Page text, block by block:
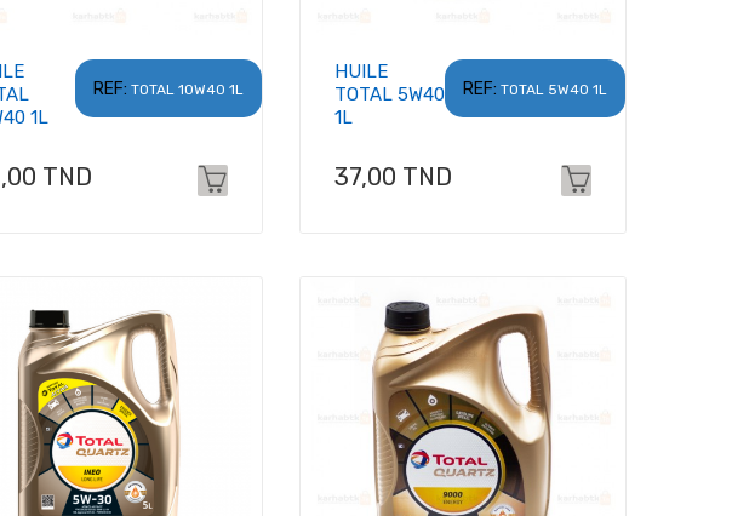
REF: TOTAL 10W40 1L
1L
TND
REF: TOTAL 5W40 1L
HUILE
TOTAL 5W40
1L
Prix
37,00 TND